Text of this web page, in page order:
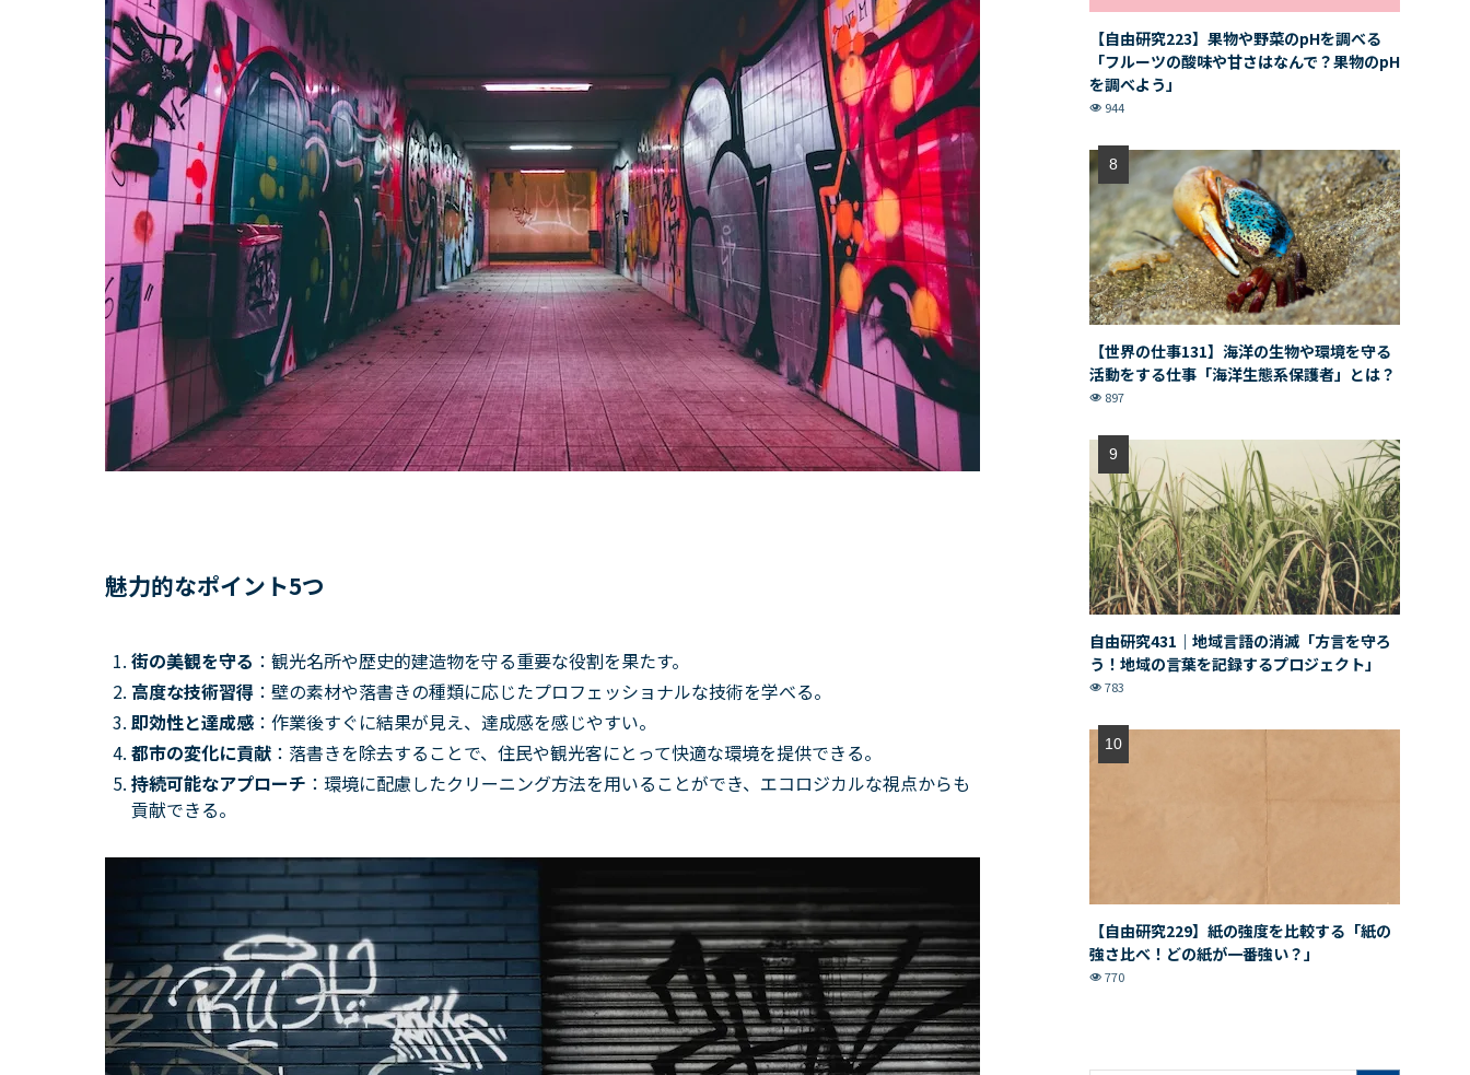
魅力的なポイント5つ
街の美観を守る ：観光名所や歴史的建造物を守る重要な役割を果たす。
高度な技術習得 ：壁の素材や落書きの種類に応じたプロフェッショナルな技術を学べる。
即効性と達成感 ：作業後すぐに結果が見え、達成感を感じやすい。
都市の変化に貢献 ：落書きを除去することで、住民や観光客にとって快適な環境を提供できる。
持続可能なアプローチ ：環境に配慮したクリーニング方法を用いることができ、エコロジカルな視点からも
貢献できる。
【自由研究223】果物や野菜のpHを調べる
「フルーツの酸味や甘さはなんで？果物のpH
を調べよう」
944
【世界の仕事131】海洋の生物や環境を守る
活動をする仕事「海洋生態系保護者」とは？
897
自由研究431｜地域言語の消滅「方言を守ろ
う！地域の言葉を記録するプロジェクト」
783
【自由研究229】紙の強度を比較する「紙の
強さ比べ！どの紙が一番強い？」
770